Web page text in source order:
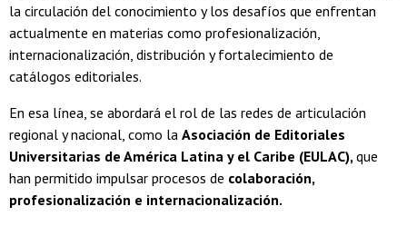
la circulación del conocimiento y los desafíos que enfrentan
actualmente en materias como profesionalización,
internacionalización, distribución y fortalecimiento de
catálogos editoriales.
En esa línea, se abordará el rol de las redes de articulación
regional y nacional, como la Asociación de Editoriales
Universitarias de América Latina y el Caribe (EULAC),que
han permitido impulsar procesos de colaboración,
profesionalización e internacionalización.